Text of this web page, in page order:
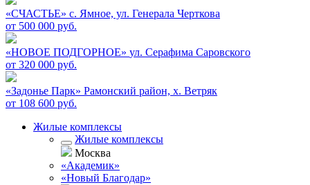
«СЧАСТЬЕ» c. Ямное, ул. Генерала Черткова
от 500 000 руб.
«НОВОЕ ПОДГОРНОЕ» ул. Серафима Саровского
от 320 000 руб.
«Задонье Парк» Рамонский район, х. Ветряк
от 108 600 руб.
Жилые комплексы
Жилые комплексы
Москва
«Академик»
«Новый Благодар»